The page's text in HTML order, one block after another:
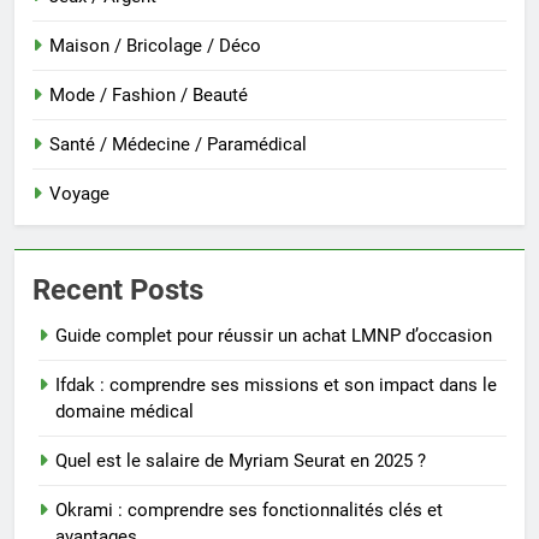
Maison / Bricolage / Déco
Mode / Fashion / Beauté
Santé / Médecine / Paramédical
Voyage
Recent Posts
Guide complet pour réussir un achat LMNP d’occasion
Ifdak : comprendre ses missions et son impact dans le
domaine médical
Quel est le salaire de Myriam Seurat en 2025 ?
Okrami : comprendre ses fonctionnalités clés et